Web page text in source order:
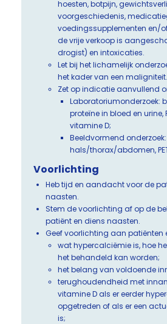
hoesten, botpijn,
voorgeschiedenis,
voedingssupplementen en/
de vrije verkoop is
drogist) en intoxicaties.
Let bij het lichamelijk
het kader van een maligniteit.
Zet op indicatie aanvullend
Laboratoriumonderzoek:
proteïne in bloed en urine,
vitamine D;
Beeldvormend
hals/thorax/abdomen,
Voorlichting
Heb tijd en aandacht voor de
naasten.
Stem de voorlichting af op de
patiënt en diens naasten.
Geef voorlichting aan patiënten
wat hypercalciëmie is, hoe
het behandeld kan worden;
het belang van voldoende
terughoudendheid met
vitamine D als er eerder
opgetreden of als er een
is;